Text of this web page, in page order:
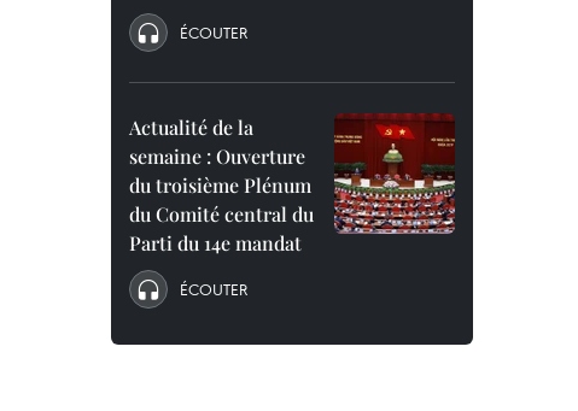
ÉCOUTER
Actualité de la
semaine : Ouverture
du troisième Plénum
du Comité central du
Parti du 14e mandat
ÉCOUTER